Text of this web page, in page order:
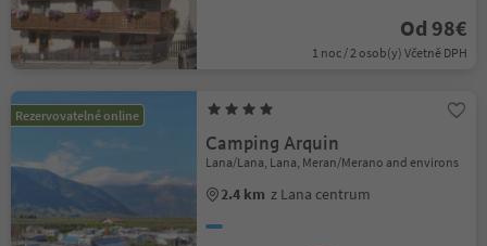
Od 98€
1 noc / 2 osob(y) Včetně DPH
Rezervovatelné online
Camping Arquin
Lana/Lana, Lana, Meran/Merano and environs
2.4 km z Lana centrum